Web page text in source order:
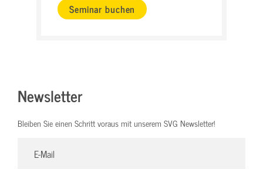
Seminar buchen
Newsletter
Bleiben Sie einen Schritt voraus mit unserem SVG Newsletter!